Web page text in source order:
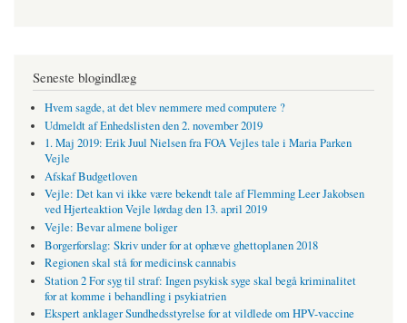
Seneste blogindlæg
Hvem sagde, at det blev nemmere med computere ?
Udmeldt af Enhedslisten den 2. november 2019
1. Maj 2019: Erik Juul Nielsen fra FOA Vejles tale i Maria Parken
Vejle
Afskaf Budgetloven
Vejle: Det kan vi ikke være bekendt tale af Flemming Leer Jakobsen
ved Hjerteaktion Vejle lørdag den 13. april 2019
Vejle: Bevar almene boliger
Borgerforslag: Skriv under for at ophæve ghettoplanen 2018
Regionen skal stå for medicinsk cannabis
Station 2 For syg til straf: Ingen psykisk syge skal begå kriminalitet
for at komme i behandling i psykiatrien
Ekspert anklager Sundhedsstyrelse for at vildlede om HPV-vaccine